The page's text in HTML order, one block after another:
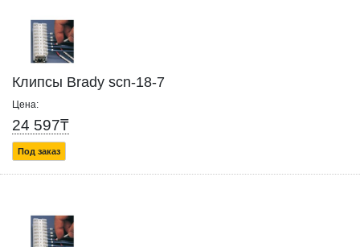
Клипсы Brady scn-18-7
Цена:
24 597₸
Под заказ